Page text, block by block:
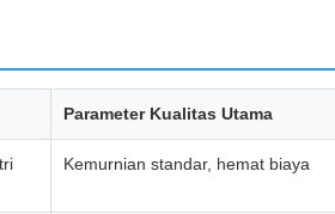
Parameter Kualitas Utama
Kemurnian standar, hemat biaya